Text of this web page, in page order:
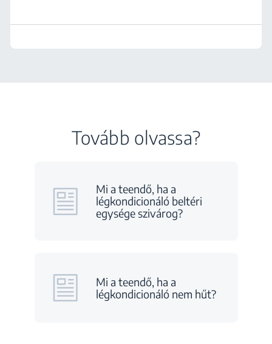
Tovább olvassa?
Mi a teendő, ha a
légkondicionáló beltéri
egysége szivárog?
Mi a teendő, ha a
légkondicionáló nem hűt?